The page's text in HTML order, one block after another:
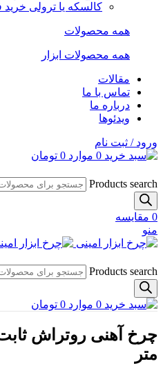
کالسکه یا ترولی
همه محصولات
همه محصولات ابزار
مقالات
تماس با ما
درباره ما
ویدئوها
ورود / ثبت نام
0 موارد 0 تومان
Products search
0 مقایسه
منو
Products search
0 موارد 0 تومان
متر